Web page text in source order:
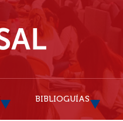
BIBLIOGUÍAS